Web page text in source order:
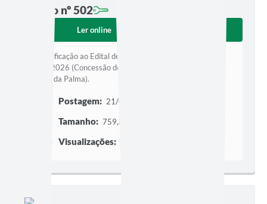
Edição nº 502
Ler online
1ª retificação ao Edital de Chamamento Público nº
005/2026 (Concessão de cotas de patrocínio para o 34º
Forro da Palma).
Postagem: 21/07/2026 às 18h26
Tamanho: 759,33 KB | 5 páginas
Visualizações: